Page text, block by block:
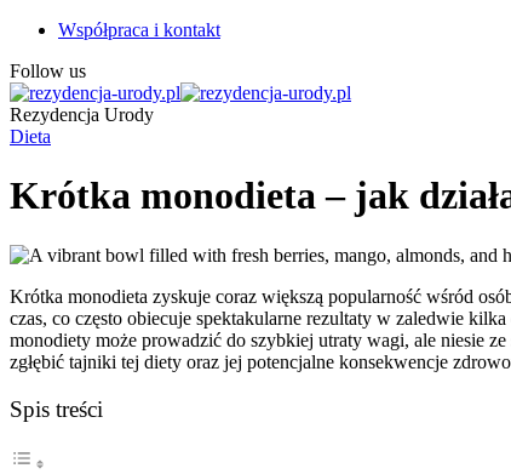
Współpraca i kontakt
Follow us
Rezydencja Urody
Dieta
Krótka monodieta – jak
Krótka monodieta zyskuje coraz większą popularność wśród
czas, co często obiecuje spektakularne rezultaty w zaledwie
monodiety może prowadzić do szybkiej utraty wagi, ale niesie
zgłębić tajniki tej diety oraz jej potencjalne konsekwencje
Spis treści